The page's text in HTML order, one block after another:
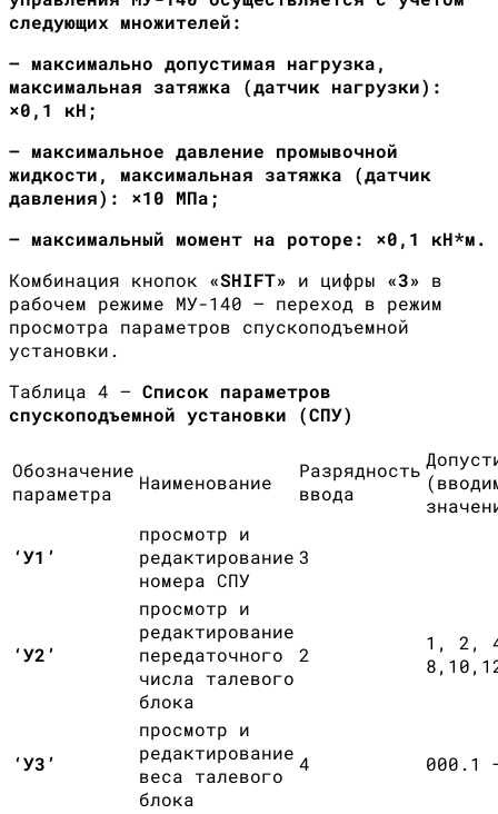
следующих множителей:
— максимально допустимая нагрузка,
максимальная затяжка (датчик нагрузки):
×0,1 кН;
— максимальное давление промывочной
жидкости, максимальная затяжка (датчик
давления): ×10 МПа;
— максимальный момент на роторе: ×0,1 кН*м.
Комбинация кнопок «SHIFT» и цифры «3» в
рабочем режиме МУ-140 — переход в режим
просмотра параметров спускоподъемной
установки.
Таблица 4 — Список параметров
спускоподъемной установки (СПУ)
Обозначение
параметра
Наименование
Разрядность
ввода
‘У1’
просмотр и
редактирование
номера СПУ
3
‘У2’
просмотр и
редактирование
передаточного
числа талевого
блока
2
1, 2,
‘У3’
просмотр и
редактирование
веса талевого
блока
4 000.1